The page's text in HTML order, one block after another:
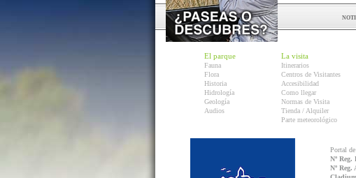
El parque
Fauna
Flora
Historia
Hidrología
Geología
Audios
La visita
Itinerarios
Centros de Visitantes
Accesibilidad
Como llegar
Normas de Visita
Tienda / Alquiler
Parte meteorológico
Portal
Nº
Nº Reg.